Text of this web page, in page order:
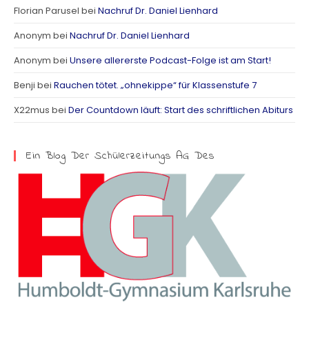
a
m
Florian Parusel bei Nachruf Dr. Daniel Lienhard
Anonym bei Nachruf Dr. Daniel Lienhard
Anonym bei Unsere allererste Podcast-Folge ist am Start!
Benji bei Rauchen tötet. „ohnekippe“ für Klassenstufe 7
X22mus bei Der Countdown läuft: Start des schriftlichen Abiturs
Ein Blog Der Schülerzeitungs AG Des